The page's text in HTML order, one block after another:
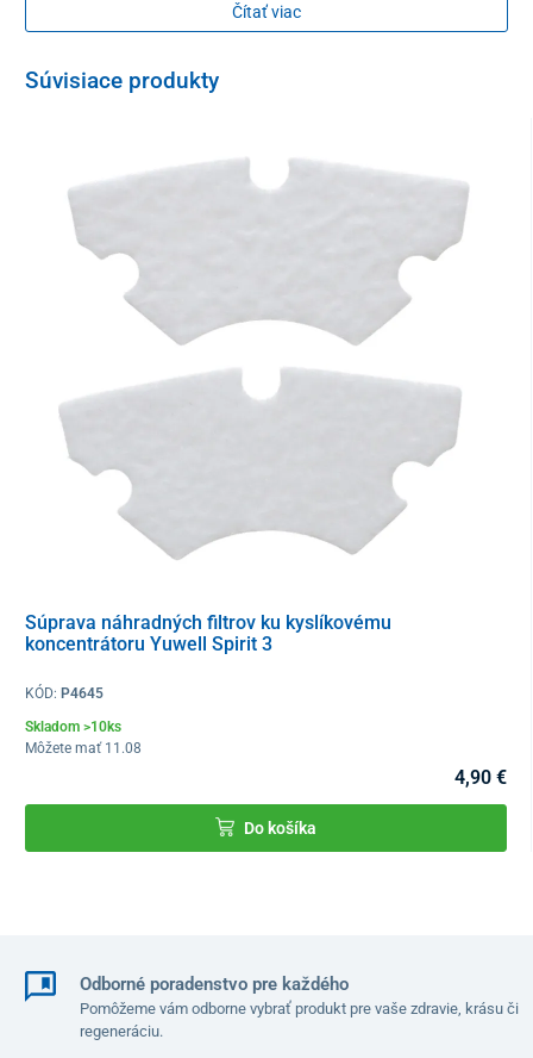
Čítať viac
Súvisiace produkty
Súprava náhradných filtrov ku kyslíkovému
koncentrátoru Yuwell Spirit 3
KÓD: P4645
Skladom >10ks
Môžete mať 11.08
4,90 €
Do košíka
Odborné poradenstvo pre každého
Pomôžeme vám odborne vybrať produkt pre vaše zdravie, krásu či
regeneráciu.